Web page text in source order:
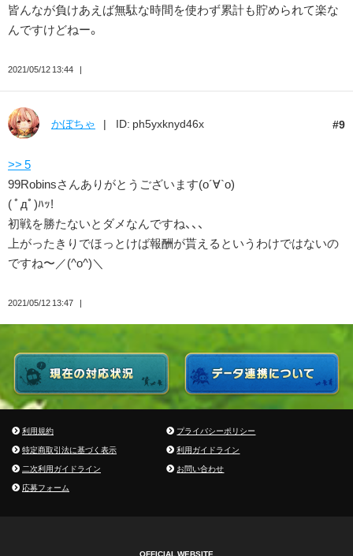
皆んなが負けあえば無駄な時間を使わず累計も貯められて楽な
んですけどねー。
2021/05/12 13:44
9
かぼちゃ ID: ph5yxknyd46x
>> 5
99Robinsさんありがとうございます(о´∀`о)
( ﾟдﾟ)ﾊｯ!
初戦を勝たないとダメなんですね、、、
上がったきりでほっとけば報酬が貰えるというわけではないの
ですね〜／(^o^)＼
2021/05/12 13:47
利用規約
プライバシーポリシー
特定商取引法に基づく表示
利用ガイドライン
二次利用ガイドライン
お問い合わせ
応募フォーム
OFFICIAL WEBSITE